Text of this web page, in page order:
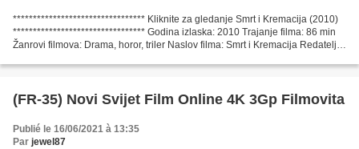
********************************* Kliknite za gledanje Smrt i Kremacija (2010)
********************************* Godina izlaska: 2010 Trajanje filma: 86 min
Žanrovi filmova: Drama, horor, triler Naslov filma: Smrt i Kremacija Redatelj:
(FR-35) Novi Svijet Film Online 4K 3Gp Filmovita
Publié le 16/06/2021 à 13:35
Par jewel87